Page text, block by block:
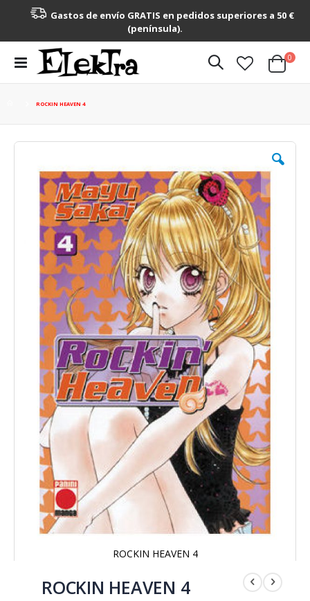
Gastos de envío GRATIS en pedidos superiores a 50 €
(península).
Toggle
Nav
Cart
0
ROCKIN HEAVEN 4
Saltar
galería
imágenes
ROCKIN HEAVEN 4
comienzoROCKIN HEAVEN 4